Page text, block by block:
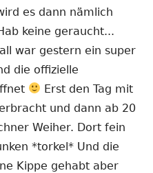
es dann nämlich
keine geraucht...
war gestern ein super
die offizielle
Erst den Tag mit
und dann ab 20
Weiher. Dort fein
*torkel* Und die
Kippe gehabt aber